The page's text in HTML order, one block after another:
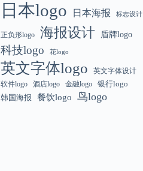
日本logo 日本海报 标志设计
正负形logo 海报设计 盾牌logo
科技logo 花logo
英文字体logo
英文字体设计
软件logo
酒店logo 金融logo
银行logo
韩国海报
餐饮logo 鸟logo